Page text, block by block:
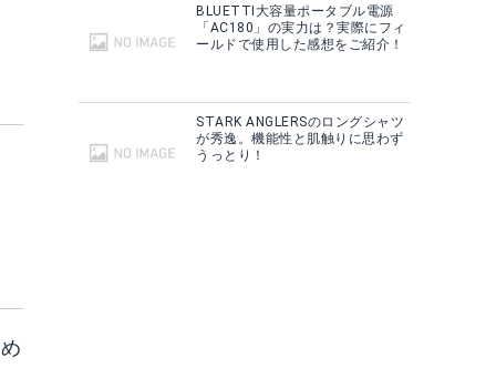
BLUETTI大容量ポータブル電源
「AC180」の実力は？実際にフィ
ールドで使用した感想をご紹介！
STARK ANGLERSのロングシャツ
が秀逸。機能性と肌触りに思わず
うっとり！